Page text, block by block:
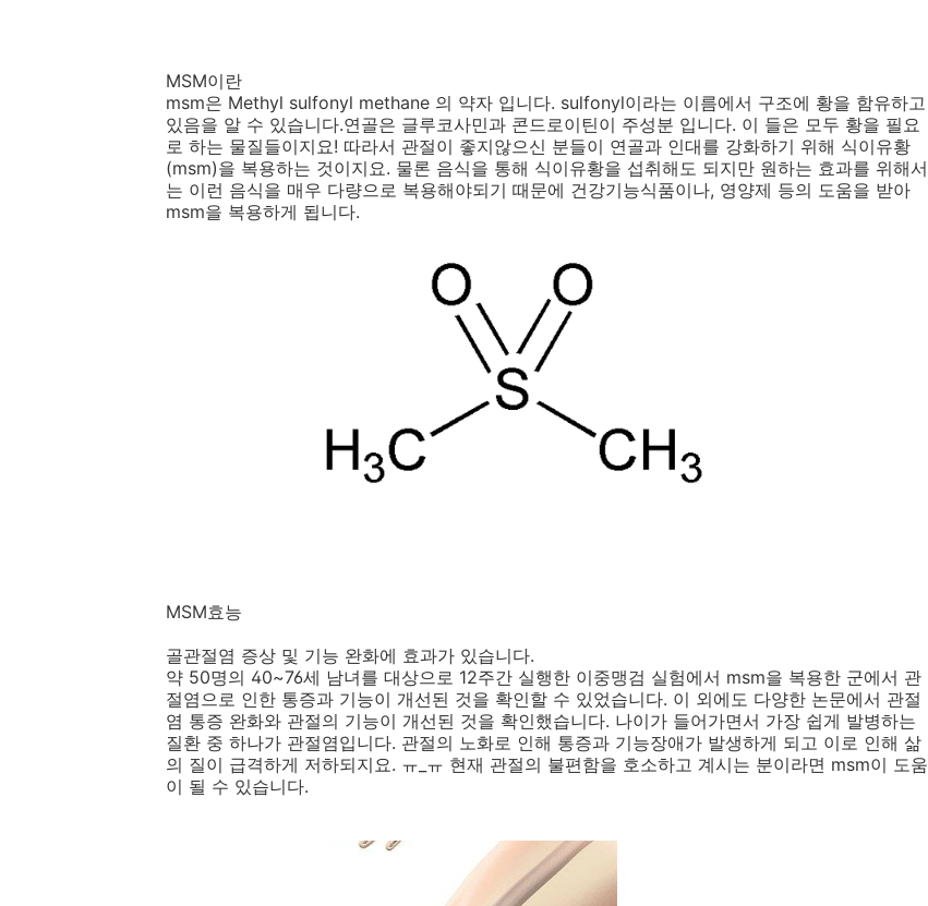
MSM이란
msm은 Methyl sulfonyl methane 의 약자 입니다. sulfonyl이라는 이름에서 구조에 황을 함유하고
있음을 알 수 있습니다.연골은 글루코사민과 콘드로이틴이 주성분 입니다. 이 들은 모두 황을 필요
로 하는 물질들이지요! 따라서 관절이 좋지않으신 분들이 연골과 인대를 강화하기 위해 식이유황
(msm)을 복용하는 것이지요. 물론 음식을 통해 식이유황을 섭취해도 되지만 원하는 효과를 위해서
는 이런 음식을 매우 다량으로 복용해야되기 때문에 건강기능식품이나, 영양제 등의 도움을 받아
msm을 복용하게 됩니다.
MSM효능
골관절염 증상 및 기능 완화에 효과가 있습니다.
약 50명의 40~76세 남녀를 대상으로 12주간 실행한 이중맹검 실험에서 msm을 복용한 군에서 관
절염으로 인한 통증과 기능이 개선된 것을 확인할 수 있었습니다. 이 외에도 다양한 논문에서 관절
염 통증 완화와 관절의 기능이 개선된 것을 확인했습니다. 나이가 들어가면서 가장 쉽게 발병하는
질환 중 하나가 관절염입니다. 관절의 노화로 인해 통증과 기능장애가 발생하게 되고 이로 인해 삶
의 질이 급격하게 저하되지요. ㅠ_ㅠ 현재 관절의 불편함을 호소하고 계시는 분이라면 msm이 도움
이 될 수 있습니다.